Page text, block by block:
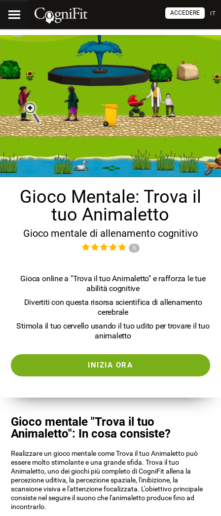
IT
ACCEDERE
Gioco Mentale: Trova il
tuo Animaletto
Gioco mentale di allenamento cognitivo
5
Gioca online a "Trova il tuo Animaletto" e rafforza le tue
abilità cognitive
Divertiti con questa risorsa scientifica di allenamento
cerebrale
Stimola il tuo cervello usando il tuo udito per trovare il tuo
animaletto
INIZIA ORA
Gioco mentale "Trova il tuo
Animaletto": In cosa consiste?
Realizzare un gioco mentale come Trova il tuo Animaletto può
essere molto stimolante e una grande sfida. Trova il tuo
Animaletto, uno dei giochi più completo di CogniFit allena la
percezione uditiva, la percezione spaziale, l'inibizione, la
scansione visiva e l'attenzione focalizzata. L'obiettivo principale
consiste nel seguire il suono che l'animaletto produce fino ad
incontrarlo.